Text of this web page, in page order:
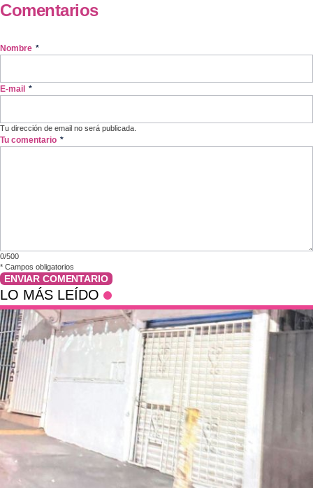
Comentarios
Nombre *
E-mail *
Tu dirección de email no será publicada.
Tu comentario *
0/500
* Campos obligatorios
ENVIAR COMENTARIO
LO MÁS LEÍDO